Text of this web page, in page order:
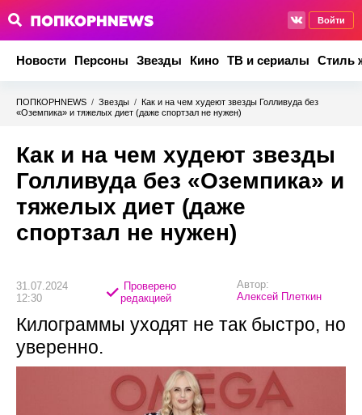
Войти
Новости Персоны Звезды Кино ТВ и сериалы Стиль
ПОПКОРНNEWS / Звезды / Как и на чем худеют звезды Голливуда без
«Оземпика» и тяжелых диет (даже спортзал не нужен)
Как и на чем худеют звезды
Голливуда без «Оземпика» и
тяжелых диет (даже
спортзал не нужен)
31.07.2024
12:30
Проверено
редакцией
Автор:
Алексей Плеткин
Килограммы уходят не так быстро, но
уверенно.